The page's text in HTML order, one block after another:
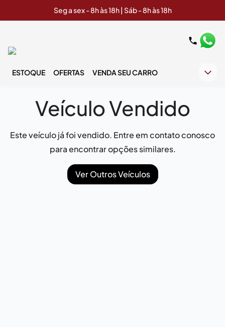
Seg a sex - 8h às 18h | Sáb - 8h às 18h
ESTOQUE OFERTAS VENDA SEU CARRO
Veículo Vendido
Este veículo já foi vendido. Entre em contato conosco
para encontrar opções similares.
Ver Outros Veículos